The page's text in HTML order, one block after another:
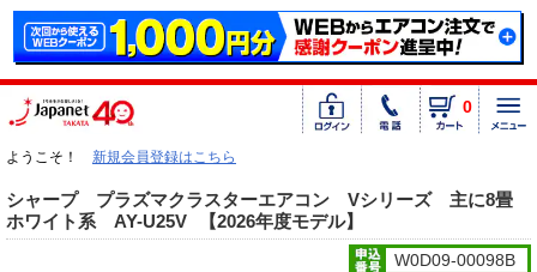
0
ようこそ！ 新規会員登録はこちら
シャープ プラズマクラスターエアコン Vシリーズ 主に8畳
ホワイト系 AY-U25V
【2026年度モデル】
W0D09-00098B